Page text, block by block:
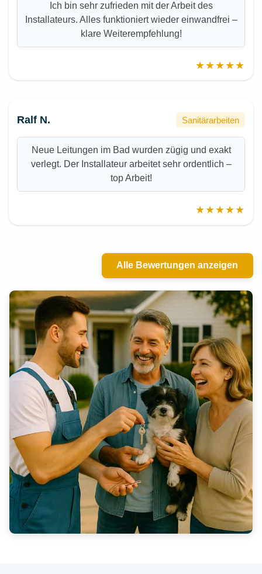
Ich bin sehr zufrieden mit der Arbeit des
Installateurs. Alles funktioniert wieder einwandfrei –
klare Weiterempfehlung!
★★★★★
Ralf N. Sanitärarbeiten
Neue Leitungen im Bad wurden zügig und exakt
verlegt. Der Installateur arbeitet sehr ordentlich –
top Arbeit!
★★★★★
Alle Bewertungen anzeigen